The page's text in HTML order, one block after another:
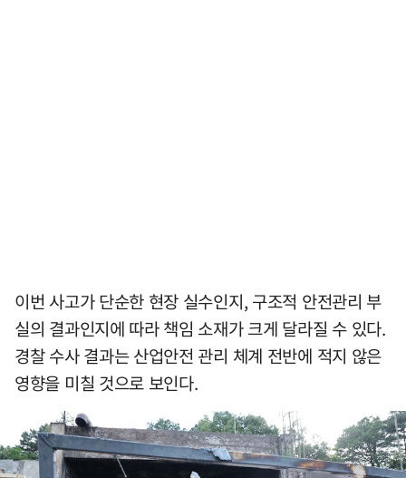
이번 사고가 단순한 현장 실수인지, 구조적 안전관리 부
실의 결과인지에 따라 책임 소재가 크게 달라질 수 있다.
경찰 수사 결과는 산업안전 관리 체계 전반에 적지 않은
영향을 미칠 것으로 보인다.